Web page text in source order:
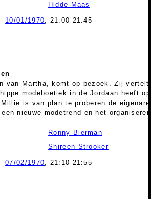
Hidde Maas
10/01/1970, 21:00-21:45
van Martha, komt op bezoek. Zij
modeboetiek in de Jordaan heeft
is van plan te proberen de
nieuwe modetrend en het
Ronny Bierman
Shireen Strooker
07/02/1970, 21:10-21:55